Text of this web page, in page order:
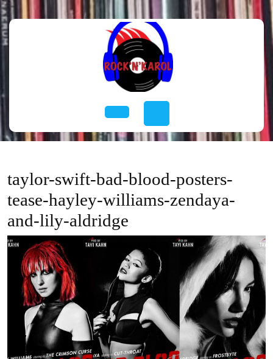
Skip
to
content
Button
taylor-swift-bad-blood-posters-
tease-hayley-williams-zendaya-
and-lily-aldridge